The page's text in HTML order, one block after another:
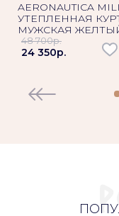
AERONAUTICA
УТЕПЛЕННАЯ
МУЖСКАЯ
48 700p.
24 350p.